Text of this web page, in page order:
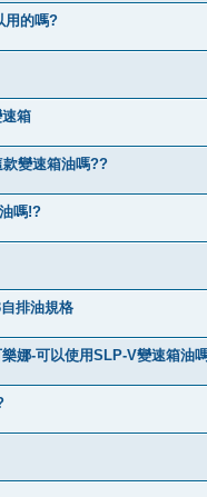
用的嗎?
箱
款變速箱油嗎??
嗎!?
排油規格
娜-可以使用SLP-V變速箱油